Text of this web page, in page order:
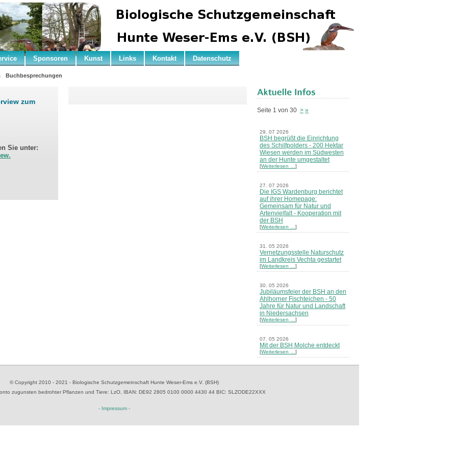
Sponsoren Kunst Links Kontakt Datenschutz
Buchbesprechungen
zum
Sie unter:
Seite 1 von 30 > »
29. 07 2026
BSH begrüßt die Einrichtung
des Schilfpolders - 200 Hektar
Wiesen werden im Südwesten
an der Hunte umgestaltet
[Weiterlesen … ]
27. 07 2026
Die IGS Wardenburg berichtet
auf ihrer Homepage:
Gemeinsam für Natur und
Artenvielfalt - Kooperation mit
der BSH
[Weiterlesen … ]
31. 05 2026
Vernetzungsstelle Naturschutz
im Landkreis Vechta gestartet
[Weiterlesen … ]
30. 05 2026
Jubiläumsfeier der BSH an den
Ahlhorner Fischteichen - 50
Jahre für Natur und Landschaft
in Niedersachsen
[Weiterlesen … ]
07. 05 2026
Mit der BSH Molche entdeckt
[Weiterlesen … ]
[Weiterlesen …
© Copyright 2010 - 2021 - Biologische Schutzgemeinschaft Hunte Weser-Ems e.V. (BSH)
zugunsten bedrohter Pflanzen und Tiere: LzO, IBAN: DE92 2805 0100 0000 4430 44 BIC: SLZODE22XXX
- Impressum -